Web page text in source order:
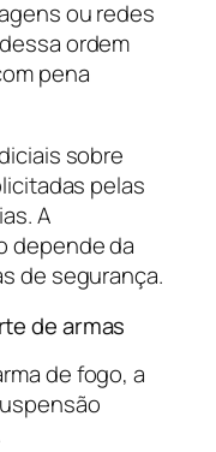
ou redes
ordem
pena
sobre
pelas
A
depende da
de segurança.
de armas
de fogo, a